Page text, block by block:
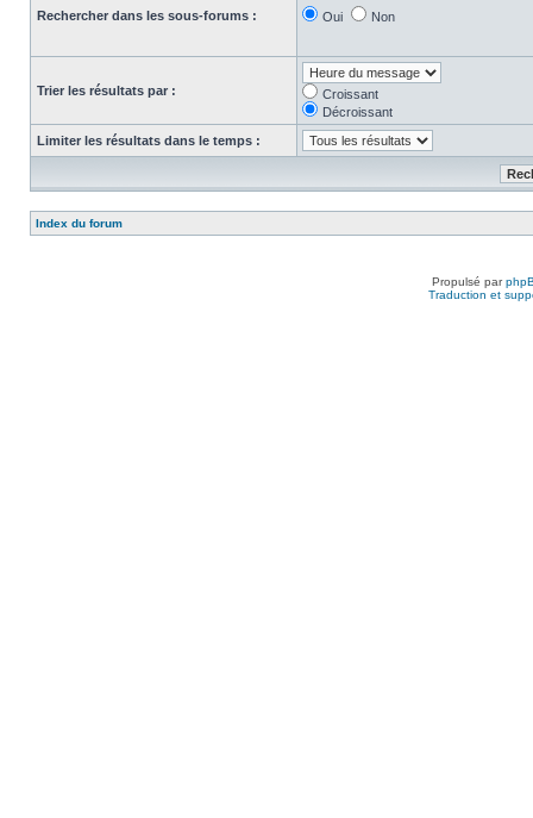
Rechercher dans les sous-forums : Oui Non
Trier les résultats par :
Croissant
Décroissant
Limiter les résultats dans le temps :
Index du forum
Propulsé par
Traduction et